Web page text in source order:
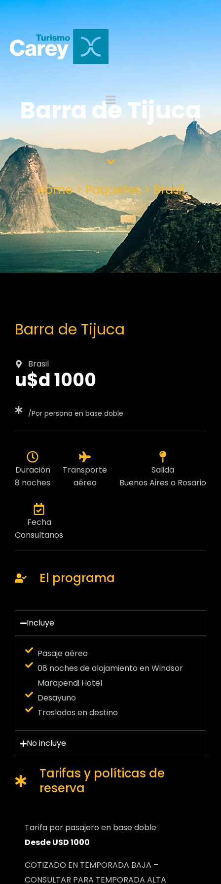
Barra de Tijuca
Home > Paquetes > Brasil
Barra de Tijuca
Brasil
u$d 1000
/Por persona en base doble
Duración
8 noches
Transporte
aéreo
Salida
Buenos Aires o Rosario
Fecha
Consultanos
El programa
Incluye
Pasaje aéreo
08 noches de alojamiento en Windsor
Marapendi Hotel
Desayuno
Traslados en destino
No incluye
Tarifas y políticas de
reserva
Tarifa por pasajero en base doble
Desde USD 1000
COTIZADO EN TEMPORADA BAJA –
CONSULTAR PARA TEMPORADA ALTA